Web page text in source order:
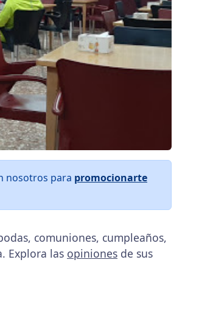
nosotros para promocionarte
comuniones, cumpleaños,
Explora las opiniones de sus